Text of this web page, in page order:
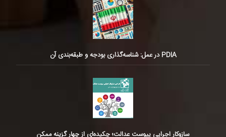
PDIA در عمل: شناسه‌گذاری بودجه و طبقه‌بندی آن
سازوکار اجرایی پیوست عدالت؛ چکیده‌ای از چهار گزینه ممکن